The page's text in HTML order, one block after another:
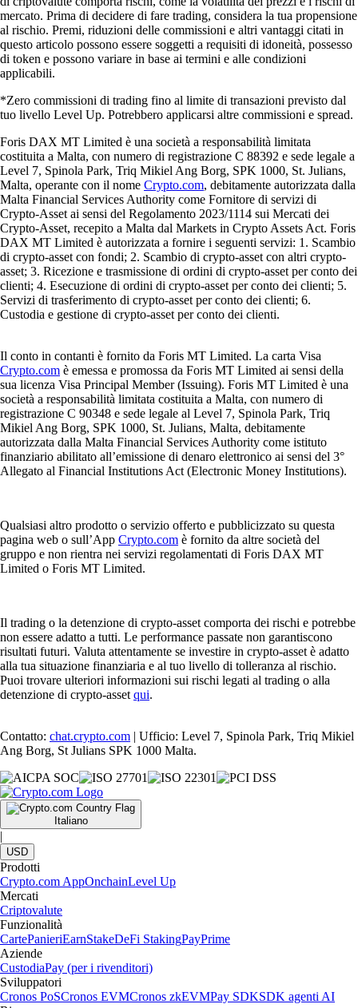
mercato. Prima di decidere di fare trading, considera la tua propensione
al rischio. Premi, riduzioni delle commissioni e altri vantaggi citati in
questo articolo possono essere soggetti a requisiti di idoneità, possesso
di token e possono variare in base ai termini e alle condizioni
applicabili.
*Zero commissioni di trading fino al limite di transazioni previsto dal
tuo livello Level Up. Potrebbero applicarsi altre commissioni e spread.
Foris DAX MT Limited è una società a responsabilità limitata
costituita a Malta, con numero di registrazione C 88392 e sede legale a
Level 7, Spinola Park, Triq Mikiel Ang Borg, SPK 1000, St. Julians,
Malta, operante con il nome Crypto.com, debitamente autorizzata dalla
Malta Financial Services Authority come Fornitore di servizi di
Crypto-Asset ai sensi del Regolamento 2023/1114 sui Mercati dei
Crypto-Asset, recepito a Malta dal Markets in Crypto Assets Act. Foris
DAX MT Limited è autorizzata a fornire i seguenti servizi: 1. Scambio
di crypto-asset con fondi; 2. Scambio di crypto-asset con altri crypto-
asset; 3. Ricezione e trasmissione di ordini di crypto-asset per conto dei
clienti; 4. Esecuzione di ordini di crypto-asset per conto dei clienti; 5.
Servizi di trasferimento di crypto-asset per conto dei clienti; 6.
Custodia e gestione di crypto-asset per conto dei clienti.
Il conto in contanti è fornito da Foris MT Limited. La carta Visa
Crypto.com è emessa e promossa da Foris MT Limited ai sensi della
sua licenza Visa Principal Member (Issuing). Foris MT Limited è una
società a responsabilità limitata costituita a Malta, con numero di
registrazione C 90348 e sede legale al Level 7, Spinola Park, Triq
Mikiel Ang Borg, SPK 1000, St. Julians, Malta, debitamente
autorizzata dalla Malta Financial Services Authority come istituto
finanziario abilitato all’emissione di denaro elettronico ai sensi del 3°
Allegato al Financial Institutions Act (Electronic Money Institutions).
Qualsiasi altro prodotto o servizio offerto e pubblicizzato su questa
pagina web o sull’App Crypto.com è fornito da altre società del
gruppo e non rientra nei servizi regolamentati di Foris DAX MT
Limited o Foris MT Limited.
Il trading o la detenzione di crypto-asset comporta dei rischi e potrebbe
non essere adatto a tutti. Le performance passate non garantiscono
risultati futuri. Valuta attentamente se investire in crypto-asset è adatto
alla tua situazione finanziaria e al tuo livello di tolleranza al rischio.
Puoi trovare ulteriori informazioni sui rischi legati al trading o alla
detenzione di crypto-asset qui.
Contatto: chat.crypto.com | Ufficio: Level 7, Spinola Park, Triq Mikiel
Ang Borg, St Julians SPK 1000 Malta.
Italiano
|
USD
Prodotti
Crypto.com AppOnchainLevel Up
Mercati
Criptovalute
Funzionalità
CartePanieriEarnStakeDeFi StakingPayPrime
Aziende
CustodiaPay (per i rivenditori)
Sviluppatori
Cronos PoSCronos EVMCronos zkEVMPay SDKSDK agenti AI